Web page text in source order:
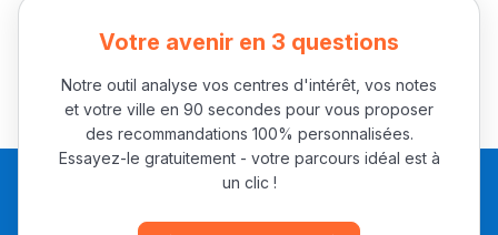
تقويم البصر مع المختصّة
مريم الزواكي
مسار عبد العزيز فتيشي،
المبدع فمجال الديكور و
Votre avenir en 3 questions
Notre outil analyse vos centres d'intérêt, vos notes
et votre ville en 90 secondes pour vous proposer
des recommandations 100% personnalisées.
Essayez-le gratuitement - votre parcours idéal est à
un clic !